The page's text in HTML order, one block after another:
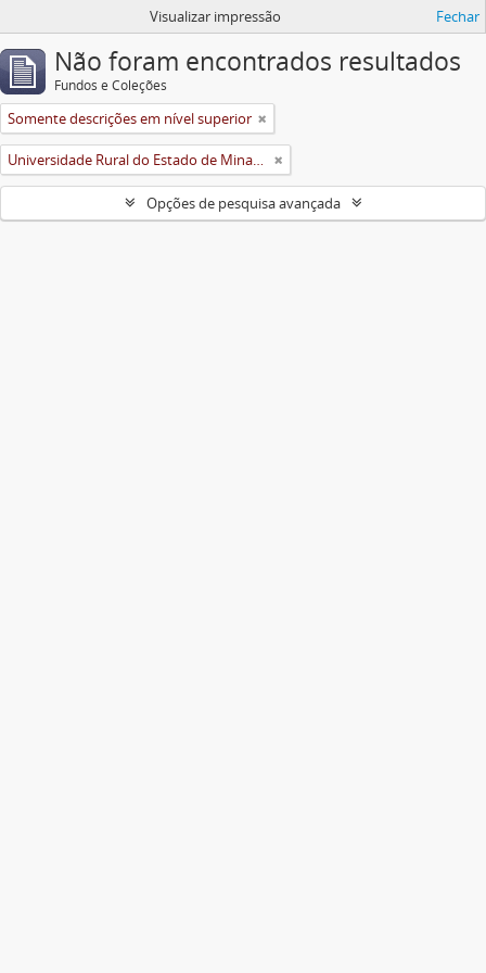
Visualizar impressão Fechar
Não foram encontrados resultados
Fundos e Coleções
Somente descrições em nível superior
Universidade Rural do Estado de Minas Gerais (Uremg)
Opções de pesquisa avançada